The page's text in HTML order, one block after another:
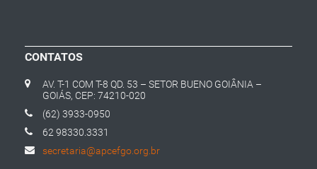
CONTATOS
AV. T-1 COM T-8 QD. 53 – SETOR BUENO GOIÂNIA –
GOIÁS, CEP: 74210-020
(62) 3933-0950
62 98330.3331
secretaria@apcefgo.org.br